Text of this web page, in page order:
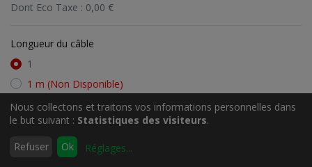
Rechercher
Dont Eco Taxe : 0,00 €
Longueur du câble
1
1 m (Non Disponible)
2 (Non Disponible)
3 (Non Disponible)
Couleur
Nous collectons et traitons vos informations personnelles dans
le but suivant : Statistiques des visiteurs.
Refuser Ok Réglages...